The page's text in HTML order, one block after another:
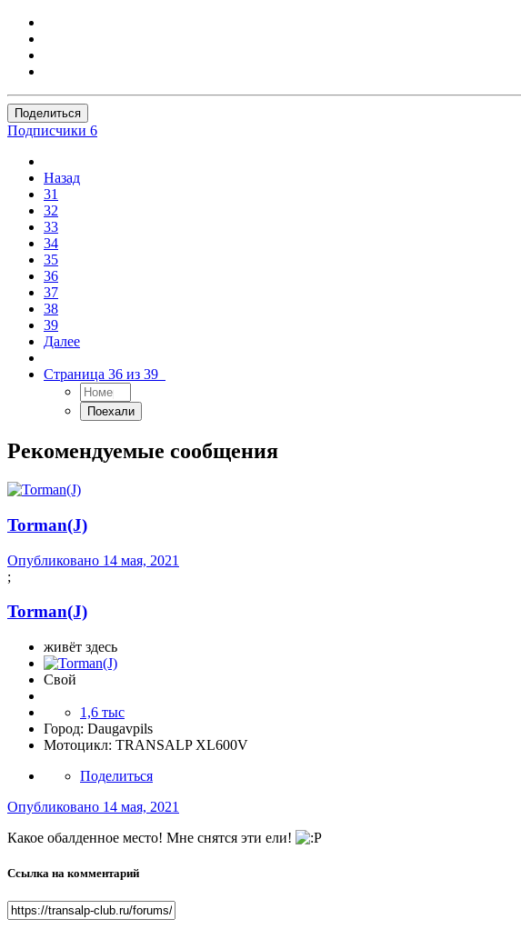
Поделиться
Подписчики 6
Назад
31
32
33
34
35
36
37
38
39
Далее
Страница 36 из 39
Рекомендуемые сообщения
Torman(J)
Опубликовано 14 мая, 2021
;
Torman(J)
живёт здесь
Свой
1,6 тыс
Город: Daugavpils
Мотоцикл: TRANSALP XL600V
Поделиться
Опубликовано 14 мая, 2021
Какое обалденное место! Мне снятся эти ели!
Ссылка на комментарий